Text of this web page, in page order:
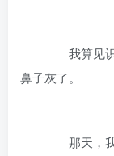
我算见识
鼻子灰了。
那天，我